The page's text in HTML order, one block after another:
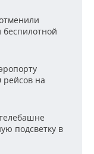
рейсов на
подсветку в